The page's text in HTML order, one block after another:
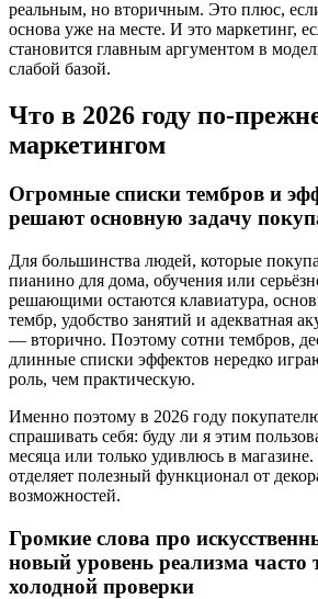
реальным, но вторичным. Это плюс,
основа уже на месте. И это маркетинг,
становится главным аргументом в
слабой базой.
Что в 2026 году по-
маркетингом
Огромные списки тембров и
решают основную задачу
Для большинства людей, которые
пианино для дома, обучения или
решающими остаются клавиатура,
тембр, удобство занятий и адекватная
— вторично. Поэтому сотни тембров,
длинные списки эффектов нередко
роль, чем практическую.
Именно поэтому в 2026 году
спрашивать себя: буду ли я этим
месяца или только удивлюсь в
отделяет полезный функционал от
возможностей.
Громкие слова про
новый уровень реализма часто
холодной проверки